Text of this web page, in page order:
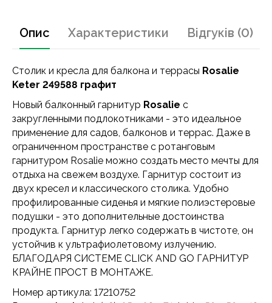
Опис Характеристики Відгуків (0)
Столик и кресла для балкона и террасы Rosalie
Keter 249588 графит
Новый балконный гарнитур Rosalie с
закругленными подлокотниками - это идеальное
применение для садов, балконов и террас. Даже в
ограниченном пространстве с ротанговым
гарнитуром Rosalie можно создать место мечты для
отдыха на свежем воздухе. Гарнитур состоит из
двух кресел и классического столика. Удобно
профилированные сиденья и мягкие полиэстеровые
подушки - это дополнительные достоинства
продукта. Гарнитур легко содержать в чистоте, он
устойчив к ультрафиолетовому излучению.
БЛАГОДАРЯ СИСТЕМЕ CLICK AND GO ГАРНИТУР
КРАЙНЕ ПРОСТ В МОНТАЖЕ.
Номер артикула: 17210752